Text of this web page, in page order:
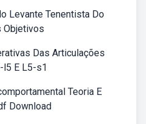
Levante Tenentista Do
Objetivos
Das Articulações
l5 E L5-s1
Teoria E
Download